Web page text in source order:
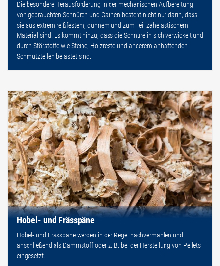
Die besondere Herausforderung in der mechanischen Aufbereitung
von gebrauchten Schnüren und Garnen besteht nicht nur darin, dass
sie aus extrem reißfestem, dünnem und zum Teil zähelastischem
Material sind. Es kommt hinzu, dass die Schnüre in sich verwickelt und
durch Störstoffe wie Steine, Holzreste und anderem anhaftenden
Schmutzteilen belastet sind.
Hobel- und Frässpäne
Hobel- und Frässpäne werden in der Regel nachvermahlen und
anschließend als Dämmstoff oder z. B. bei der Herstellung von Pellets
eingesetzt.